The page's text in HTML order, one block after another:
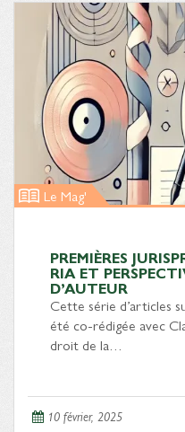
Le Mag'
PREMIÈRES
RIA ET
D’AUTEUR
Cette série d’articles
été co-rédigée avec
droit de la…
10 février, 2025